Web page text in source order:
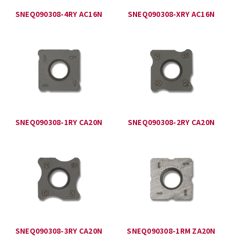
SNEQ090308-4RY AC16N SNEQ090308-XRY AC16N
SNEQ090308-1RY CA20N SNEQ090308-2RY CA20N
SNEQ090308-3RY CA20N SNEQ090308-1RM ZA20N